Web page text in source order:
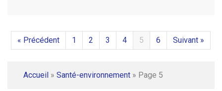
« Précédent 1 2 3 4 5 6 Suivant »
Accueil » Santé-environnement » Page 5